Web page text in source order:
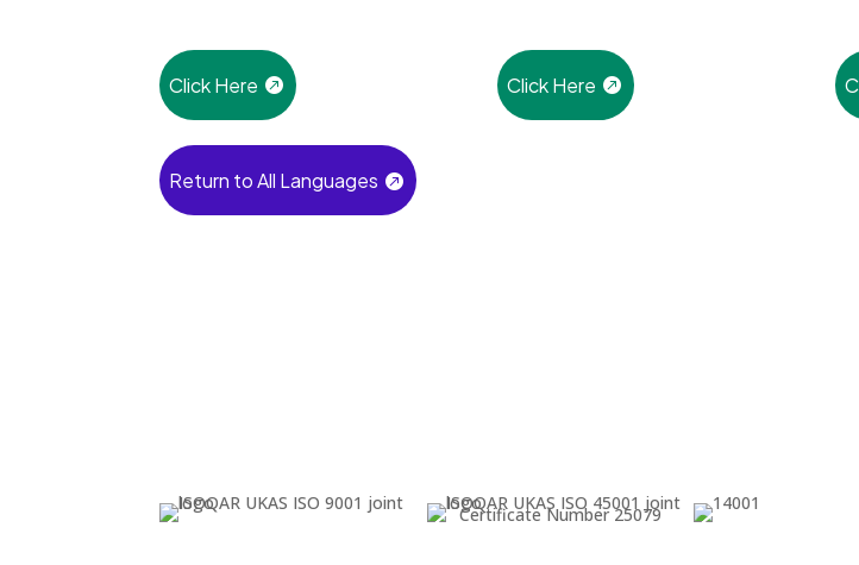
Click Here Click Here
Return to All Languages
Certificate Number 25079